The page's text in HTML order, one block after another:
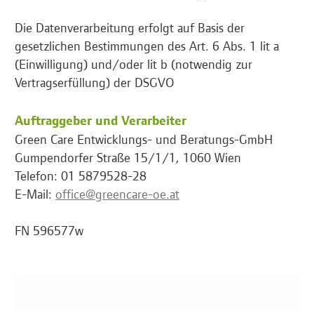
Die Datenverarbeitung erfolgt auf Basis der
gesetzlichen Bestimmungen des Art. 6 Abs. 1 lit a
(Einwilligung) und/oder lit b (notwendig zur
Vertragserfüllung) der DSGVO
Auftraggeber und Verarbeiter
Green Care Entwicklungs- und Beratungs-GmbH
Gumpendorfer Straße 15/1/1, 1060 Wien
Telefon: 01 5879528-28
E-Mail: office@greencare-oe.at
FN 596577w